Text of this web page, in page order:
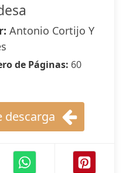
Antonio Cortijo Y
de Páginas: 60
descarga